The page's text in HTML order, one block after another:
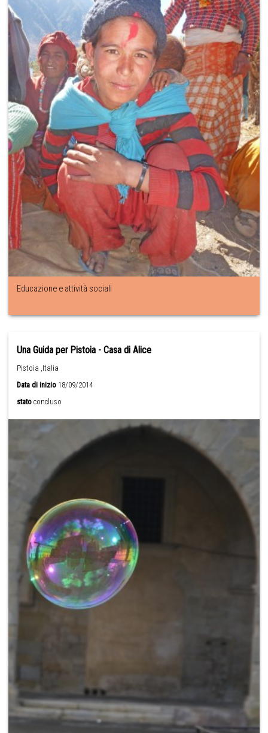
Educazione e attività sociali
Una Guida per Pistoia - Casa di Alice
Pistoia ,Italia
Data di inizio 18/09/2014
stato concluso